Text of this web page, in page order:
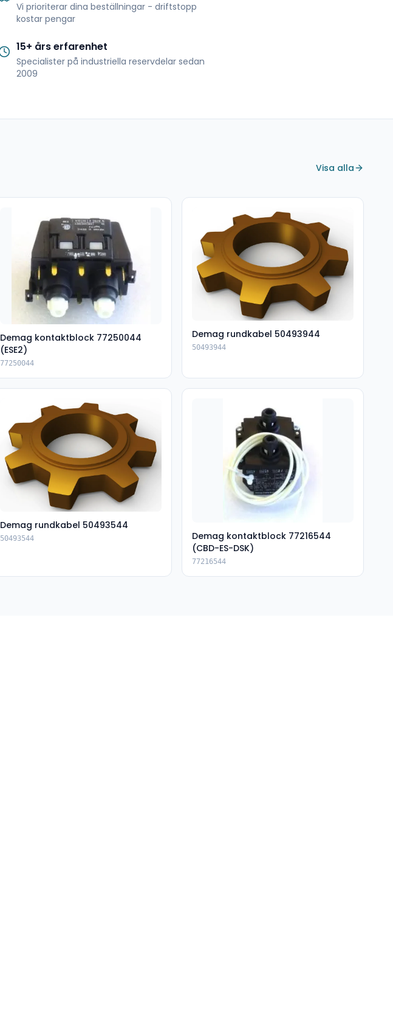
Vi prioriterar dina beställningar - driftstopp
kostar pengar
15+ års erfarenhet
Specialister på industriella reservdelar sedan
2009
Visa alla
Demag kontaktblock 77250044
(ESE2)
77250044
Demag rundkabel 50493944
50493944
Demag rundkabel 50493544
50493544
Demag kontaktblock 77216544
(CBD-ES-DSK)
77216544